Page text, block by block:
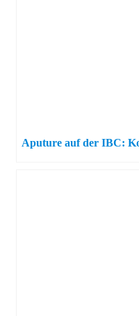
Aputure auf der IBC: